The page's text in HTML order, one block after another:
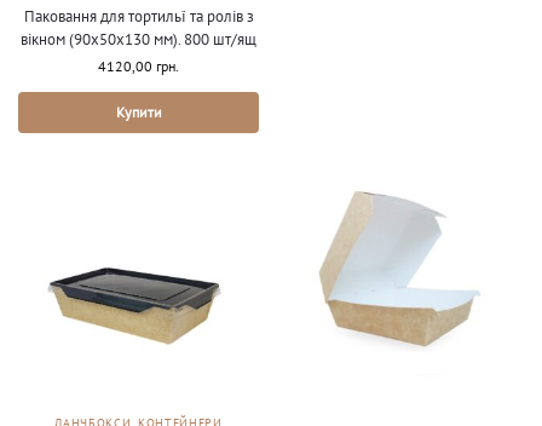
Паковання для тортильї та ролів з
вікном (90х50х130 мм). 800 шт/ящ
4120,00 грн.
Купити
ЛАНЧБОКСИ, КОНТЕЙНЕРИ